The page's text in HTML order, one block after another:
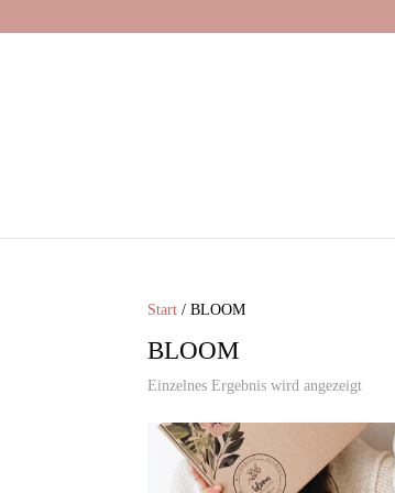
Start / BLOOM
BLOOM
Einzelnes Ergebnis wird angezeigt